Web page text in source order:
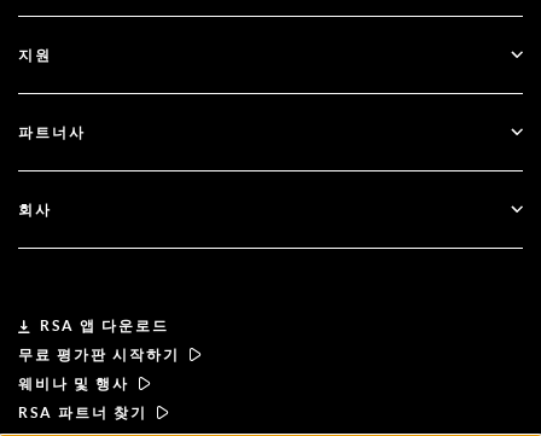
다단계 인증
금융 서비스
블로그
문서
지원
고객 지원
파트너사
파트너 되기
회사
리더십
뉴스 및 언론
RSA 앱 다운로드
무료 평가판 시작하기
웨비나 및 행사
RSA 파트너 찾기